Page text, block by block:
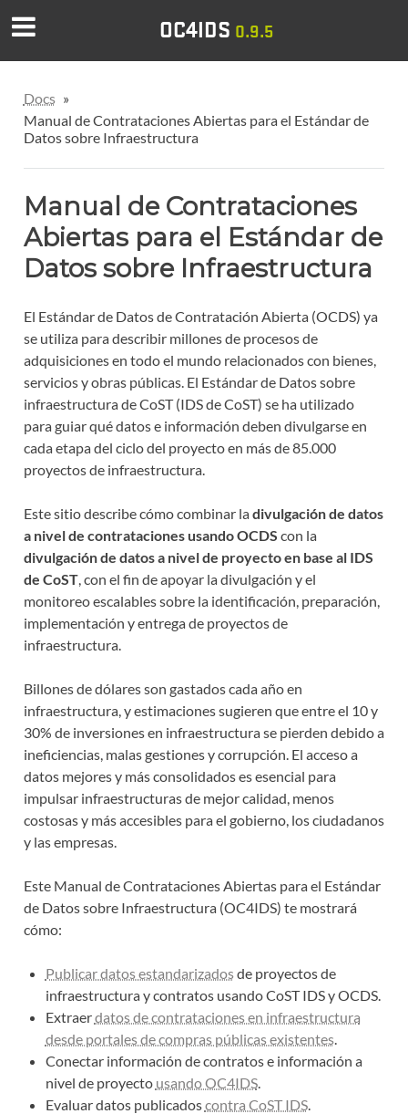
OC4IDS 0.9.5
Docs »
Manual de Contrataciones Abiertas para el Estándar de
Datos sobre Infraestructura
Manual de Contrataciones
Abiertas para el Estándar de
Datos sobre Infraestructura
El Estándar de Datos de Contratación Abierta (OCDS) ya
se utiliza para describir millones de procesos de
adquisiciones en todo el mundo relacionados con bienes,
servicios y obras públicas. El Estándar de Datos sobre
infraestructura de CoST (IDS de CoST) se ha utilizado
para guiar qué datos e información deben divulgarse en
cada etapa del ciclo del proyecto en más de 85.000
proyectos de infraestructura.
Este sitio describe cómo combinar ladivulgación de datos
a nivel de contrataciones usando OCDS con la
divulgación de datos a nivel de proyecto en base al IDS
de CoST, con el fin de apoyar la divulgación y el
monitoreo escalables sobre la identificación, preparación,
implementación y entrega de proyectos de
infraestructura.
Billones de dólares son gastados cada año en
infraestructura, y estimaciones sugieren que entre el 10 y
30% de inversiones en infraestructura se pierden debido a
ineficiencias, malas gestiones y corrupción. El acceso a
datos mejores y más consolidados es esencial para
impulsar infraestructuras de mejor calidad, menos
costosas y más accesibles para el gobierno, los ciudadanos
y las empresas.
Este Manual de Contrataciones Abiertas para el Estándar
de Datos sobre Infraestructura (OC4IDS) te mostrará
cómo:
Publicar datos estandarizadosde proyectos de
infraestructura y contratos usando CoST IDS y OCDS.
Extraerdatos de contrataciones en infraestructura
desde portales de compras públicas existentes.
Conectar información de contratos e información a
nivel de proyecto usando OC4IDS.
Evaluar datos publicadoscontra CoST IDS.